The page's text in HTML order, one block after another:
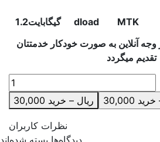
1.2گیگابایت dload MTK
وجه آنلاین به صورت خودکار خدمتتان
تقدیم میگردد
30,000 ریال – خرید
نظرات کاربران